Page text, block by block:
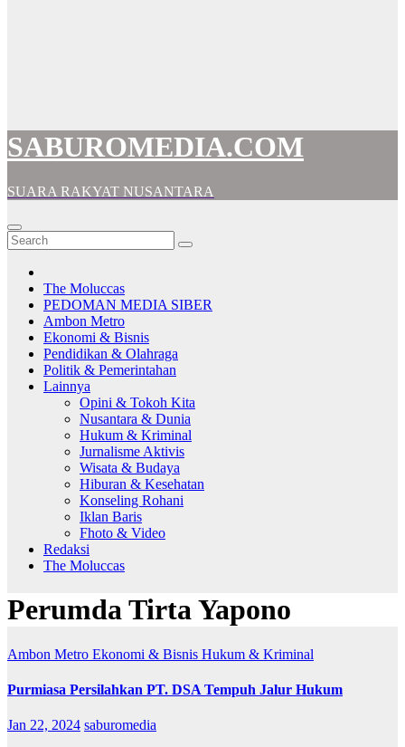
SABUROMEDIA.COM
SUARA RAKYAT NUSANTARA
The Moluccas
PEDOMAN MEDIA SIBER
Ambon Metro
Ekonomi & Bisnis
Pendidikan & Olahraga
Politik & Pemerintahan
Lainnya
Opini & Tokoh Kita
Nusantara & Dunia
Hukum & Kriminal
Jurnalisme Aktivis
Wisata & Budaya
Hiburan & Kesehatan
Konseling Rohani
Iklan Baris
Fhoto & Video
Redaksi
The Moluccas
Perumda Tirta Yapono
Ambon Metro Ekonomi & Bisnis Hukum & Kriminal
Purmiasa Persilahkan PT. DSA Tempuh Jalur Hukum
Jan 22, 2024 saburomedia